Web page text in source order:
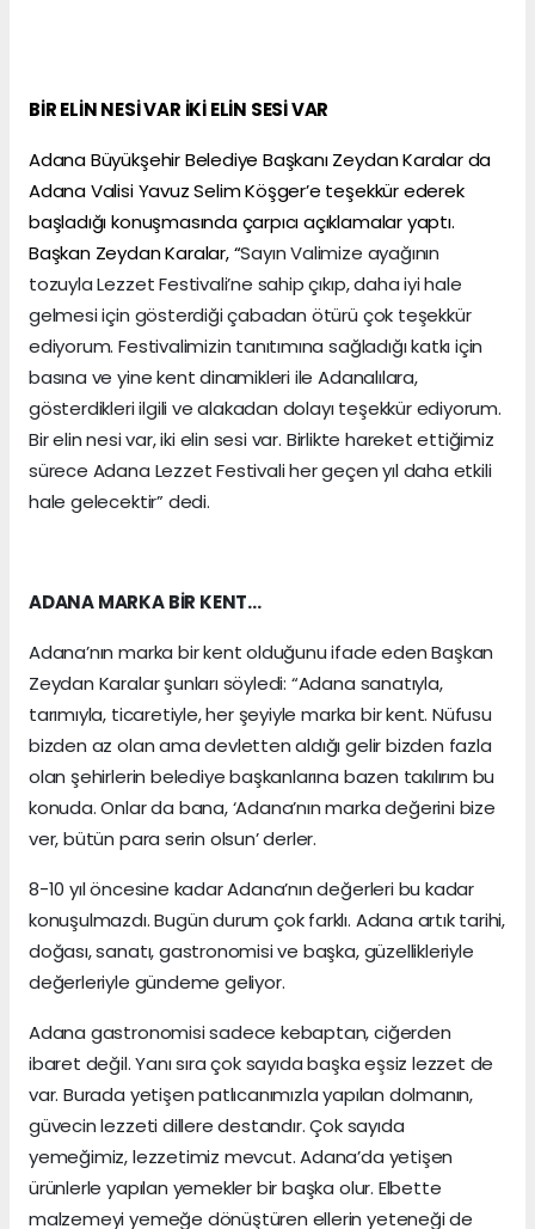
BİR ELİN NESİ VAR İKİ ELİN SESİ VAR
Adana Büyükşehir Belediye Başkanı Zeydan Karalar da
Adana Valisi Yavuz Selim Köşger’e teşekkür ederek
başladığı konuşmasında çarpıcı açıklamalar yaptı.
Başkan Zeydan Karalar, “Sayın Valimize ayağının
tozuyla Lezzet Festivali’ne sahip çıkıp, daha iyi hale
gelmesi için gösterdiği çabadan ötürü çok teşekkür
ediyorum. Festivalimizin tanıtımına sağladığı katkı için
basına ve yine kent dinamikleri ile Adanalılara,
gösterdikleri ilgili ve alakadan dolayı teşekkür ediyorum.
Bir elin nesi var, iki elin sesi var. Birlikte hareket ettiğimiz
sürece Adana Lezzet Festivali her geçen yıl daha etkili
hale gelecektir” dedi.
ADANA MARKA BİR KENT…
Adana’nın marka bir kent olduğunu ifade eden Başkan
Zeydan Karalar şunları söyledi: “Adana sanatıyla,
tarımıyla, ticaretiyle, her şeyiyle marka bir kent. Nüfusu
bizden az olan ama devletten aldığı gelir bizden fazla
olan şehirlerin belediye başkanlarına bazen takılırım bu
konuda. Onlar da bana, ‘Adana’nın marka değerini bize
ver, bütün para serin olsun’ derler.
8-10 yıl öncesine kadar Adana’nın değerleri bu kadar
konuşulmazdı. Bugün durum çok farklı. Adana artık tarihi,
doğası, sanatı, gastronomisi ve başka, güzellikleriyle
değerleriyle gündeme geliyor.
Adana gastronomisi sadece kebaptan, ciğerden
ibaret değil. Yanı sıra çok sayıda başka eşsiz lezzet de
var. Burada yetişen patlıcanımızla yapılan dolmanın,
güvecin lezzeti dillere destandır. Çok sayıda
yemeğimiz, lezzetimiz mevcut. Adana’da yetişen
ürünlerle yapılan yemekler bir başka olur. Elbette
malzemeyi yemeğe dönüştüren ellerin yeteneği de